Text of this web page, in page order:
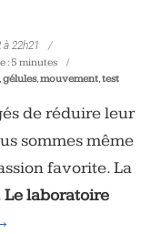
22h21
: 5 minutes
gélules,mouvement,test
de réduire leur
sommes même
favorite. La
Le laboratoire